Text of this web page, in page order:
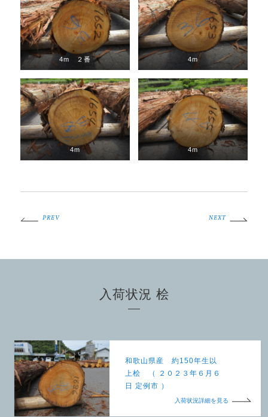
4m ２番 4m
4m 4m
PREV NEXT
入荷状況 桧
和歌山県産 約150年生以
上桧 （ ２０２３年６月６
日 定例市 ）
入荷状況詳細を見る